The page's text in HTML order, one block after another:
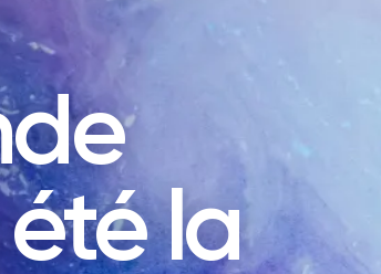
la